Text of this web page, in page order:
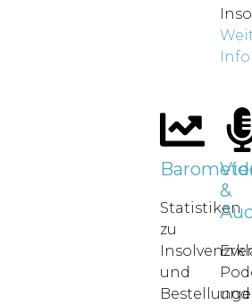
Statistiken
zu
und
&
und